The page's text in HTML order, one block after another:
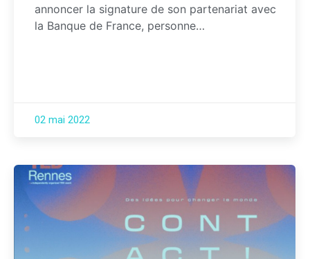
annoncer la signature de son partenariat avec
la Banque de France, personne…
02 mai 2022